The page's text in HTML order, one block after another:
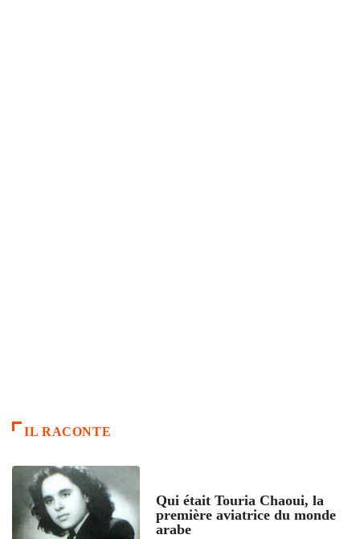
IL RACONTE
Qui était Touria Chaoui, la
première aviatrice du monde
arabe